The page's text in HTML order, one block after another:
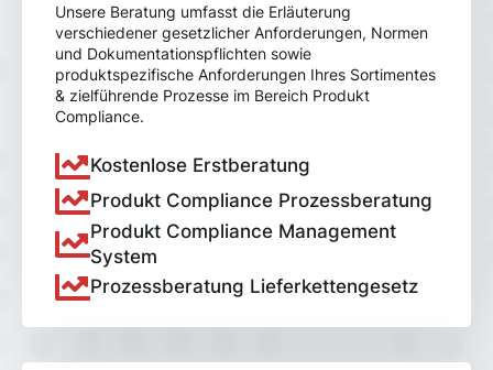
Unsere Beratung umfasst die Erläuterung
verschiedener gesetzlicher Anforderungen, Normen
und Dokumentationspflichten sowie
produktspezifische Anforderungen Ihres Sortimentes
& zielführende Prozesse im Bereich Produkt
Compliance.
Kostenlose Erstberatung
Produkt Compliance Prozessberatung
Produkt Compliance Management
System
Prozessberatung Lieferkettengesetz